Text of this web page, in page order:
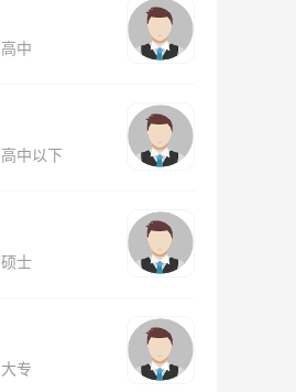
高中
高中以下
硕士
大专